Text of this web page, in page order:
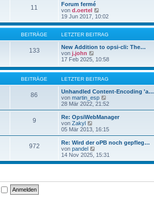
B
e
t
r
a
g
r
e
i
g
11
Forum fermé
von d.oertel
e
u
e
s
t
e
B
i
t
a
g
19 Jun 2017, 10:02
BEITRÄGE LETZTER BEITRAG
133
New Addition to opsi-cli: The…
von j.john
e
e
s
e
r
B
e
t
r
a
g
17 Feb 2025, 10:58
BEITRÄGE LETZTER BEITRAG
86
Unhandled Content-Encoding 'a…
von martin_esp
e
u
e
t
B
e
i
t
g
28 Mär 2022, 21:52
9
Re: OpsiWebManager
von Zakyl
e
u
e
s
t
e
r
i
05 Mär 2013, 16:15
972
Re: Wird der oPB noch gepfleg…
von pandel
e
u
14 Nov 2025, 15:31